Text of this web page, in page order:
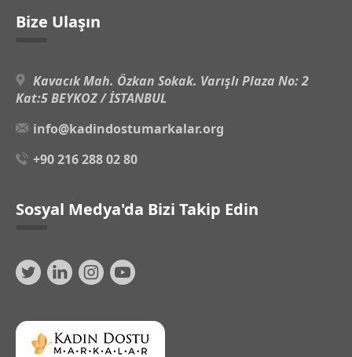
Bize Ulaşın
Kavacık Mah. Özkan Sokak. Varışlı Plaza No: 2
Kat:5 BEYKOZ / İSTANBUL
info@kadindostumarkalar.org
+90 216 288 02 80
Sosyal Medya'da Bizi Takip Edin